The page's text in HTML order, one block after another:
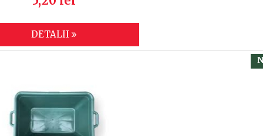
DETALII